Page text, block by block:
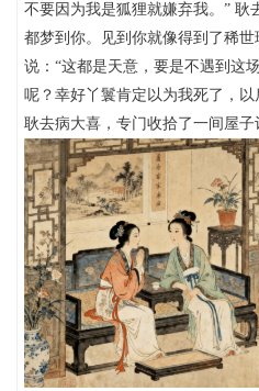
不要因为我是狐狸就嫌弃我。” 耿
都梦到你。见到你就像得到了稀
说：“这都是天意，要是不遇到这
呢？幸好丫鬟肯定以为我死了，
耿去病大喜，专门收拾了一间屋子